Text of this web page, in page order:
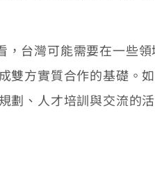
台灣可能需要在一些領
雙方實質合作的基礎。
劃、人才培訓與交流的